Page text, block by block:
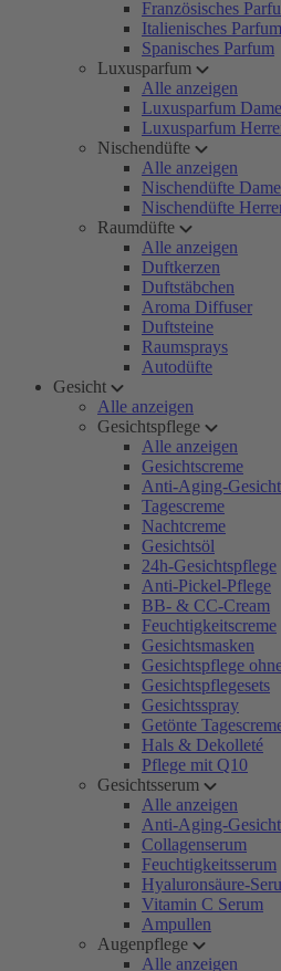
Französisches
Italienisches Parfum
Spanisches Parfum
Luxusparfum
Alle anzeigen
Luxusparfum
Luxusparfum
Nischendüfte
Alle anzeigen
Nischendüfte
Nischendüfte
Raumdüfte
Alle anzeigen
Duftkerzen
Duftstäbchen
Aroma Diffuser
Duftsteine
Raumsprays
Autodüfte
Gesicht
Alle anzeigen
Gesichtspflege
Alle anzeigen
Gesichtscreme
Anti-Aging-
Tagescreme
Nachtcreme
Gesichtsöl
24h-Gesichtspflege
Anti-Pickel-Pflege
BB- & CC-Cream
Feuchtigkeitscreme
Gesichtsmasken
Gesichtspflege
Gesichtspflegesets
Gesichtsspray
Getönte
Hals & Dekolleté
Pflege mit Q10
Gesichtsserum
Alle anzeigen
Anti-Aging-
Collagenserum
Feuchtigkeitsserum
Hyaluronsäure-
Vitamin C Serum
Ampullen
Augenpflege
Alle anzeigen